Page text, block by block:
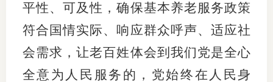
平性、可及性，确保基本养老服务政策
符合国情实际、响应群众呼声、适应社
会需求，让老百姓体会到我们党是全心
全意为人民服务的，党始终在人民身